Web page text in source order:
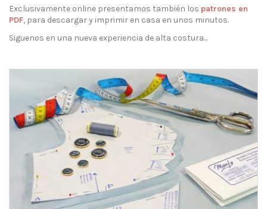
Exclusivamente online presentamos también los patrones en
PDF, para descargar y imprimir en casa en unos minutos.
Siguenos en una nueva experiencia de alta costura...